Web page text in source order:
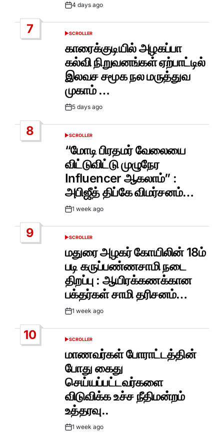
Post4 days ago
7
POSTED
SCROLLER
காரைக்குடியில் அழகப்பா
கல்வி நிறுவனங்கள் ஏற்பாட்டில்
இலவச சமூக நல மருத்துவ
முகாம் …
Post5 days ago
8
POSTED
SCROLLER
“மோடி பிரதமர் வேலையை
விட்டுவிட்டு முழுநேர
Influencer ஆகலாம்” :
அபிஜீத் திப்கே விமர்சனம்…
Post1 week ago
9
POSTED
SCROLLER
மதுரை அழகர் கோயிலின் 18ம்
படி கருப்பண்ணசாமி நடை
திறப்பு : ஆயிரக்கணக்கான
பக்தர்கள் சாமி தரிசனம்…
Post1 week ago
10
POSTED
SCROLLER
மாணவர்கள் போராட்டத்தின்
போது கைது
செய்யப்பட்டவர்களை
விடுவிக்க உச்ச நீதிமன்றம்
உத்தரவு..
Post1 week ago